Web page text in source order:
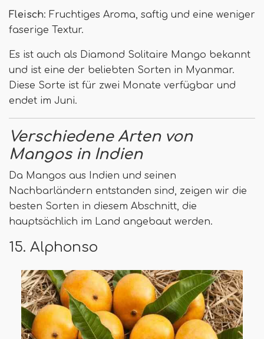
Fleisch: Fruchtiges Aroma, saftig und eine weniger
faserige Textur.
Es ist auch als Diamond Solitaire Mango bekannt
und ist eine der beliebten Sorten in Myanmar.
Diese Sorte ist für zwei Monate verfügbar und
endet im Juni.
Verschiedene Arten von
Mangos in Indien
Da Mangos aus Indien und seinen
Nachbarländern entstanden sind, zeigen wir die
besten Sorten in diesem Abschnitt, die
hauptsächlich im Land angebaut werden.
15. Alphonso